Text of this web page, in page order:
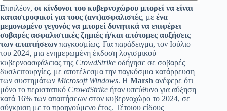
Επιπλέον, οι κίνδυνοι του κυβερνοχώρου μπορεί να είναι
καταστροφικοί για τους (αντ)ασφαλιστές, με ένα
μεμονωμένο γεγονός να μπορεί δυνητικά να επιφέρει
σοβαρές ασφαλιστικές ζημιές ή/και απότομες αυξήσεις
των απαιτήσεων παγκοσμίως. Για παράδειγμα, τον Ιούλιο
του 2024, μια ενημερωμένη έκδοση λογισμικού
κυβερνοασφάλειας της CrowdStrike οδήγησε σε σοβαρές
δυσλειτουργίες, με αποτέλεσμα την παγκόσμια κατάρρευση
των συστημάτων Microsoft Windows. Η Marsh ανέφερε ότι
μόνο το περιστατικό CrowdStrike ήταν υπεύθυνο για αύξηση
κατά 16% των απαιτήσεων στον κυβερνοχώρο το 2024, σε
σύγκριση με το προηγούμενο έτος. Τέτοιου είδους